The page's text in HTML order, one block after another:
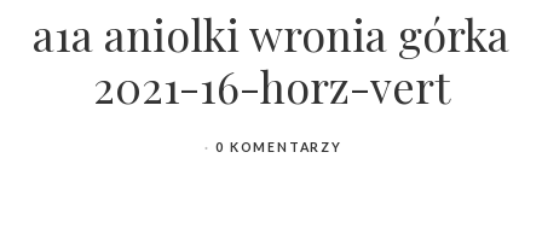
a1a aniolki wronia górka
2021-16-horz-vert
0 KOMENTARZY